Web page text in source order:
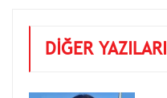
DİĞER YAZILARI